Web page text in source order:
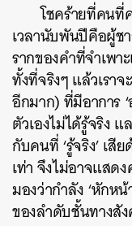
โชคร้ายที่คนที่
เวลานับพันปีคือผู้ช
รากของคำที่จำเพา
ทั้งที่จริงๆ แล้วเรา
อีกมาก) ที่มีอาการ
ตัวเองไม่ได้รู้จริง
กับคนที่ ‘รู้จริง’ เ
เท่า จึงไม่อาจแสด
มองว่ากำลัง ‘หักห
ของลำดับชั้นทางสั